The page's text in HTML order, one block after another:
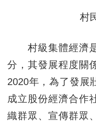
村
村級集體經濟是
分，其發展程度關
2020年，為了發展
成立股份經濟合作
織群眾、宣傳群眾